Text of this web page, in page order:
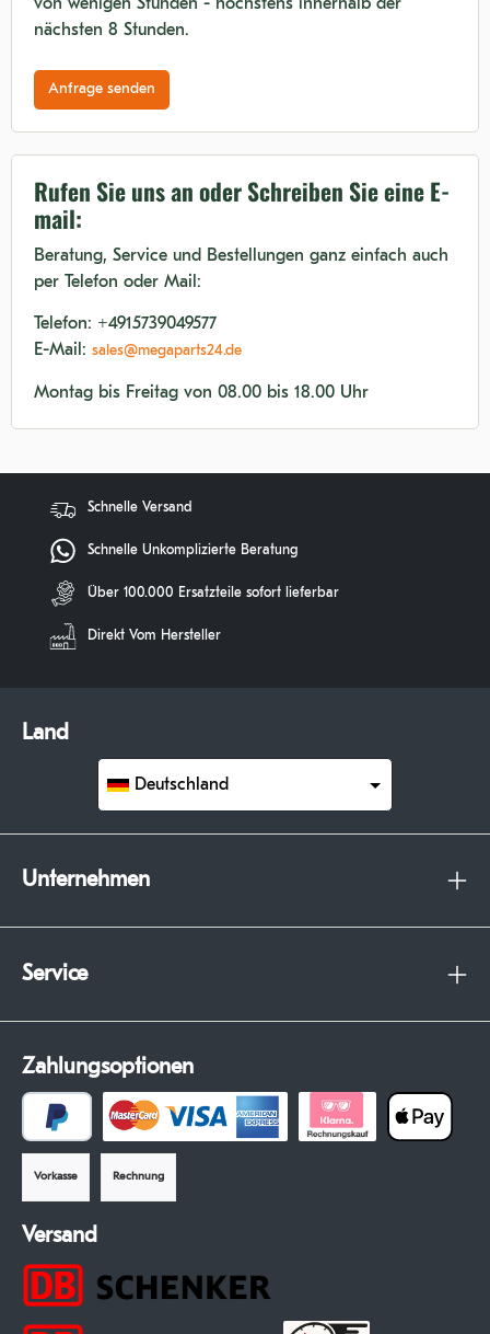
von wenigen Stunden - höchstens innerhalb der
nächsten 8 Stunden.
Anfrage senden
Rufen Sie uns an oder Schreiben Sie eine E-
mail:
Beratung, Service und Bestellungen ganz einfach auch
per Telefon oder Mail:
Telefon: +4915739049577
E-Mail: sales@megaparts24.de
Montag bis Freitag von 08.00 bis 18.00 Uhr
Schnelle Versand
Schnelle Unkomplizierte Beratung
Über 100.000 Ersatzteile sofort lieferbar
Direkt Vom Hersteller
Land
Deutschland
Unternehmen
Service
Zahlungsoptionen
Vorkasse Rechnung
Versand